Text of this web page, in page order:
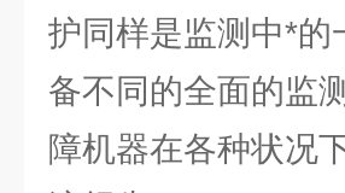
护同样是监测中*
备不同的全面的监
障机器在各种状况